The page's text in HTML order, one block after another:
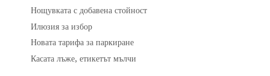
Нощувката с добавена стойност
Илюзия за избор
Новата тарифа за паркиране
Касата лъже, етикетът мълчи